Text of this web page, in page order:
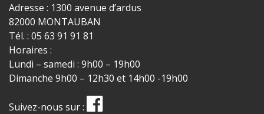
Adresse : 1300 avenue d’ardus
82000 MONTAUBAN
Tél. : 05 63 91 91 81
Horaires :
Lundi – samedi : 9h00 – 19h00
Dimanche 9h00 – 12h30 et 14h00 -19h00
Suivez-nous sur :